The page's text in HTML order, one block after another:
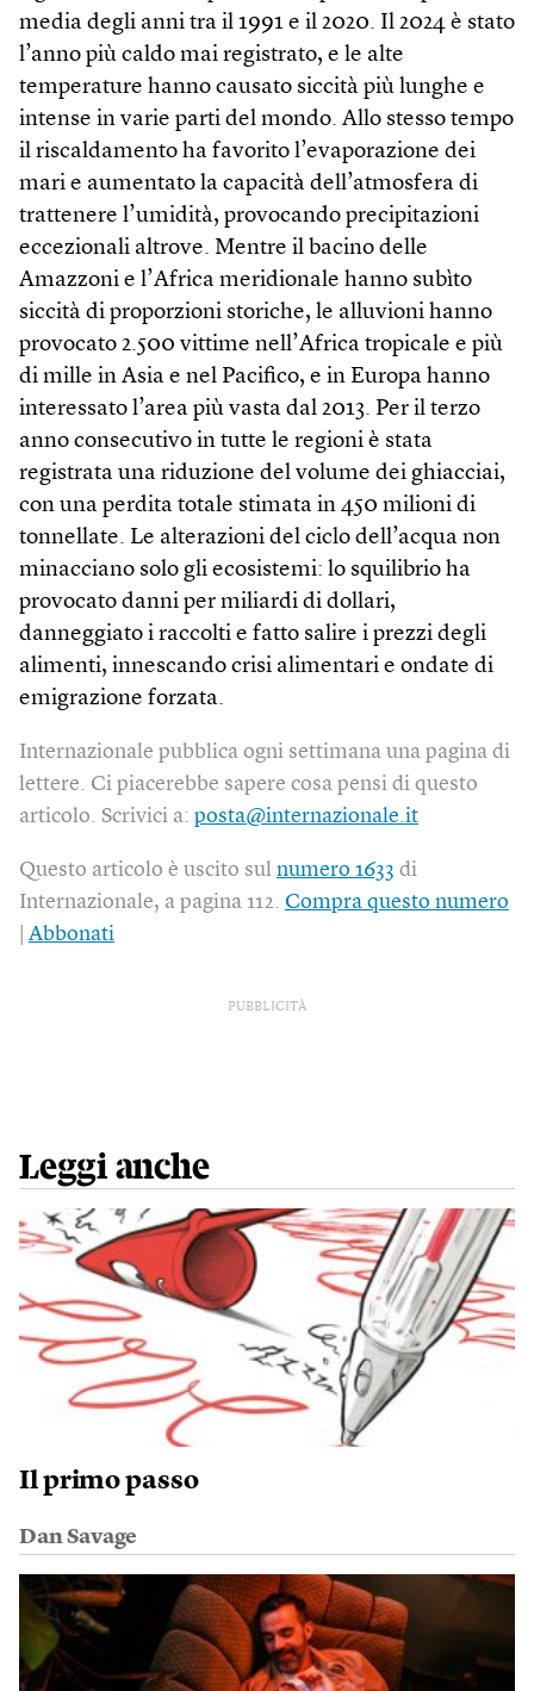
media degli anni tra il 1991 e il 2020. Il 2024 è stato
l’anno più caldo mai registrato, e le alte
temperature hanno causato siccità più lunghe e
intense in varie parti del mondo. Allo stesso tempo
il riscaldamento ha favorito l’evaporazione dei
mari e aumentato la capacità dell’atmosfera di
trattenere l’umidità, provocando precipitazioni
eccezionali altrove. Mentre il bacino delle
Amazzoni e l’Africa meridionale hanno subìto
siccità di proporzioni storiche, le alluvioni hanno
provocato 2.500 vittime nell’Africa tropicale e più
di mille in Asia e nel Pacifico, e in Europa hanno
interessato l’area più vasta dal 2013. Per il terzo
anno consecutivo in tutte le regioni è stata
registrata una riduzione del volume dei ghiacciai,
con una perdita totale stimata in 450 milioni di
tonnellate. Le alterazioni del ciclo dell’acqua non
minacciano solo gli ecosistemi: lo squilibrio ha
provocato danni per miliardi di dollari,
danneggiato i raccolti e fatto salire i prezzi degli
alimenti, innescando crisi alimentari e ondate di
emigrazione forzata.
Internazionale pubblica ogni settimana una pagina di
lettere. Ci piacerebbe sapere cosa pensi di questo
articolo. Scrivici a: posta@internazionale.it
Questo articolo è uscito sul numero 1633 di
Internazionale, a pagina 112. Compra questo numero
Abbonati
PUBBLICITÀ
Leggi anche
Il primo passo
Dan Savage